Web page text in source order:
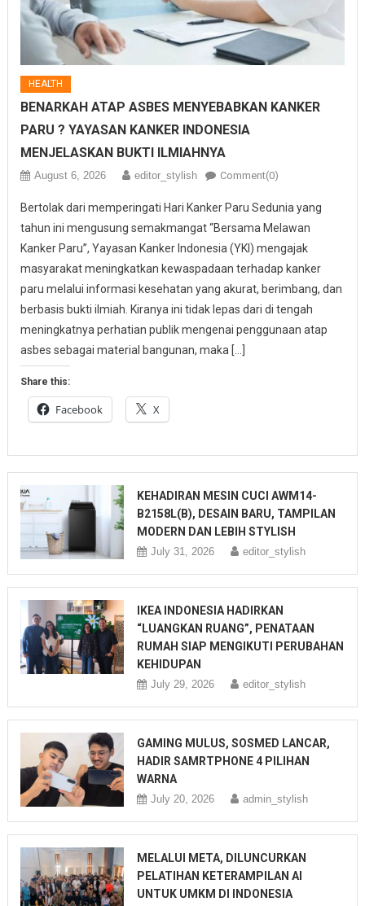
HEALTH
BENARKAH ATAP ASBES MENYEBABKAN KANKER
PARU ? YAYASAN KANKER INDONESIA
MENJELASKAN BUKTI ILMIAHNYA
August 6, 2026 editor_stylish Comment(0)
Bertolak dari memperingati Hari Kanker Paru Sedunia yang
tahun ini mengusung semakmangat “Bersama Melawan
Kanker Paru”, Yayasan Kanker Indonesia (YKI) mengajak
masyarakat meningkatkan kewaspadaan terhadap kanker
paru melalui informasi kesehatan yang akurat, berimbang, dan
berbasis bukti ilmiah. Kiranya ini tidak lepas dari di tengah
meningkatnya perhatian publik mengenai penggunaan atap
asbes sebagai material bangunan, maka […]
Share this:
Facebook X
KEHADIRAN MESIN CUCI AWM14-
B2158L(B), DESAIN BARU, TAMPILAN
MODERN DAN LEBIH STYLISH
July 31, 2026 editor_stylish
IKEA INDONESIA HADIRKAN
“LUANGKAN RUANG”, PENATAAN
RUMAH SIAP MENGIKUTI PERUBAHAN
KEHIDUPAN
July 29, 2026 editor_stylish
GAMING MULUS, SOSMED LANCAR,
HADIR SAMRTPHONE 4 PILIHAN
WARNA
July 20, 2026 admin_stylish
MELALUI META, DILUNCURKAN
PELATIHAN KETERAMPILAN AI
UNTUK UMKM DI INDONESIA